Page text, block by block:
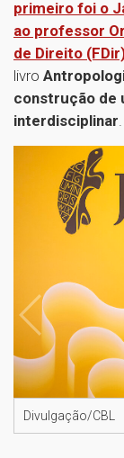
primeiro foi o
ao professor
de Direito
livro
construção de
interdisciplinar
Divulgação/CBL